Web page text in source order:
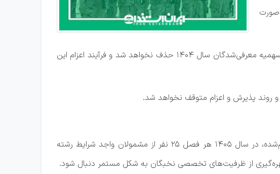
به‌صورت
افشین با تأکید بر حفظ ظرفیت‌های تعیین‌شده برای نخبگان وظیفه اظهار کرد: مطابق توافق انجام شده، سهمیه معرفی‌شدگان سال ۱۴۰۴ حذف نخواهد شد و فرآیند اعزام این
معاون علمی رئیس‌جمهور با تشریح سازوکار جدید اعزام نخبگان پزشکی گفت: بر اساس برنامه‌ریزی انجام‌شده، در سال ۱۴۰۵ هر فصل ۲۵ نفر از مشمولان واجد شرایط رشته
از ظرفیت‌های تخصصی نخبگان به شکل مستمر دنبال شود.